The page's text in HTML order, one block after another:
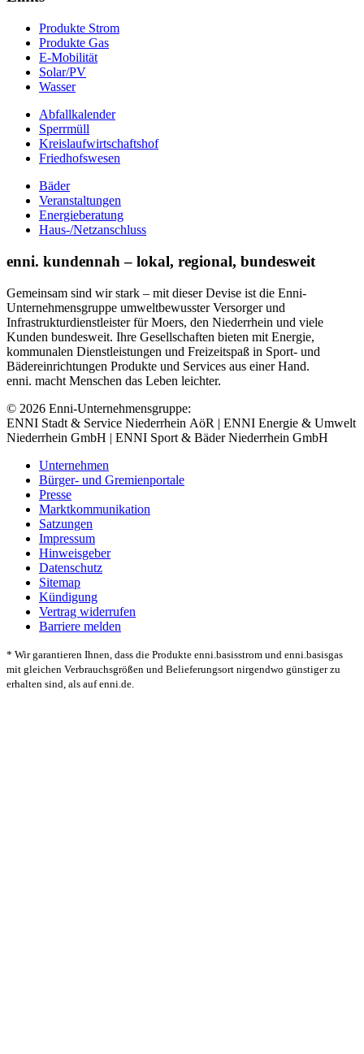
Produkte Strom
Produkte Gas
E-Mobilität
Solar/PV
Wasser
Abfallkalender
Sperrmüll
Kreislaufwirtschaftshof
Friedhofswesen
Bäder
Veranstaltungen
Energieberatung
Haus-/Netzanschluss
enni. kundennah – lokal, regional, bundesweit
Gemeinsam sind wir stark – mit dieser Devise ist die Enni-
Unternehmensgruppe umweltbewusster Versorger und
Infrastrukturdienstleister für Moers, den Niederrhein und viele
Kunden bundesweit. Ihre Gesellschaften bieten mit Energie,
kommunalen Dienstleistungen und Freizeitspaß in Sport- und
Bädereinrichtungen Produkte und Services aus einer Hand.
enni. macht Menschen das Leben leichter.
© 2026 Enni-Unternehmensgruppe:
ENNI Stadt & Service Niederrhein AöR | ENNI Energie & Umwelt
Niederrhein GmbH | ENNI Sport & Bäder Niederrhein GmbH
Unternehmen
Bürger- und Gremienportale
Presse
Marktkommunikation
Satzungen
Impressum
Hinweisgeber
Datenschutz
Sitemap
Kündigung
Vertrag widerrufen
Barriere melden
* Wir garantieren Ihnen, dass die Produkte enni.basisstrom und enni.basisgas
mit gleichen Verbrauchsgrößen und Belieferungsort nirgendwo günstiger zu
erhalten sind, als auf enni.de.